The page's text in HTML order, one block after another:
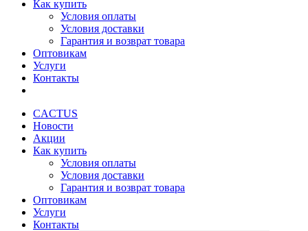
Как купить
Условия оплаты
Условия доставки
Гарантия и возврат товара
Оптовикам
Услуги
Контакты
CACTUS
Новости
Акции
Как купить
Условия оплаты
Условия доставки
Гарантия и возврат товара
Оптовикам
Услуги
Контакты